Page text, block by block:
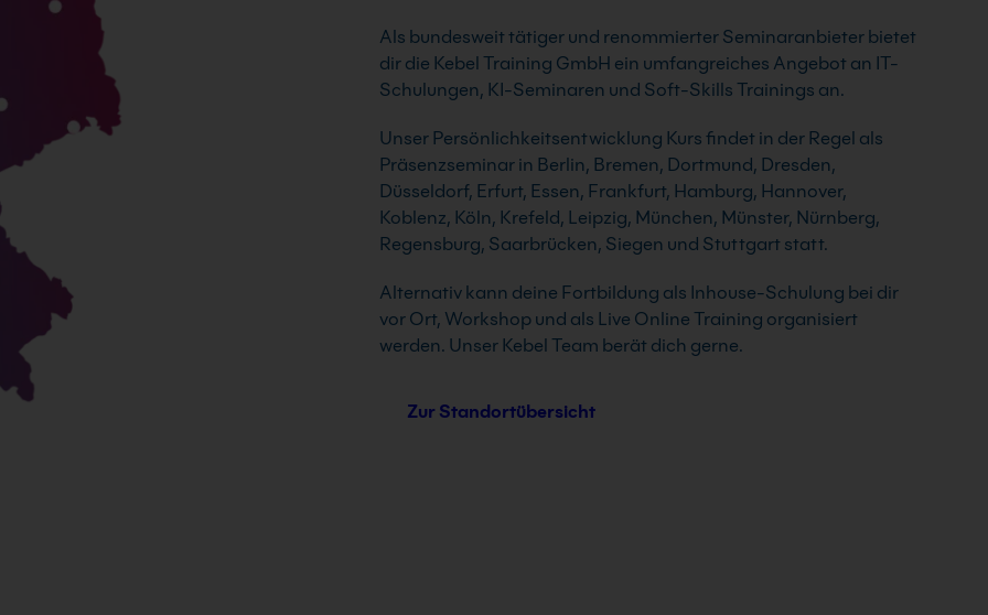
Als bundesweit tätiger und renommierter Seminaranbieter bietet
dir die Kebel Training GmbH ein umfangreiches Angebot an IT-
Schulungen, KI-Seminaren und Soft-Skills Trainings an.
Unser Persönlichkeitsentwicklung Kurs findet in der Regel als
Präsenzseminar in Berlin, Bremen, Dortmund, Dresden,
Düsseldorf, Erfurt, Essen, Frankfurt, Hamburg, Hannover,
Koblenz, Köln, Krefeld, Leipzig, München, Münster, Nürnberg,
Regensburg, Saarbrücken, Siegen und Stuttgart statt.
Alternativ kann deine Fortbildung als Inhouse-Schulung bei dir
vor Ort, Workshop und als Live Online Training organisiert
werden. Unser Kebel Team berät dich gerne.
Zur Standortübersicht